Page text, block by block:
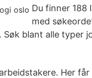
Du finner 188
med
Søk blant alle typer
Her får